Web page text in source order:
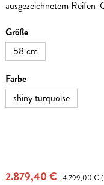
ausgezeichnetem Reifen-
Montagemöglichkeiten
einen zweiten Akku bietet
Flexibilität. Das zulässige
beträgt 160 kg.
Größeauswählen
58 cm
Farbeauswählen
shiny turquoise
Verkaufspreis:
2.879,40 € Regulärer
4.799,00 €